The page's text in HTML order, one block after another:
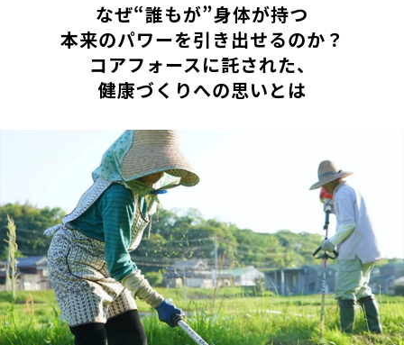
なぜ“誰もが”身体が持つ
本来のパワーを引き出せるのか？
コアフォースに託された、
健康づくりへの思いとは